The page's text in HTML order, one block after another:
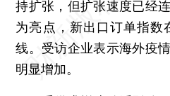
持扩张，但扩张速度已经
为亮点，新出口订单指数
线。受访企业表示海外疫
明显增加。